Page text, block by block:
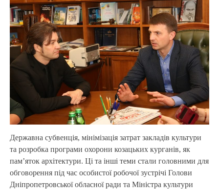
Державна субвенція, мінімізація затрат закладів культури
та розробка програми охорони козацьких курганів, як
пам’яток архітектури. Ці та інші теми стали головними для
обговорення під час особистої робочої зустрічі Голови
Дніпропетровської обласної ради та Міністра культури